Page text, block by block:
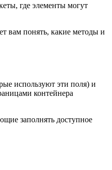
где элементы могут
вам понять, какие методы и
используют эти поля) и
контейнера
заполнять доступное